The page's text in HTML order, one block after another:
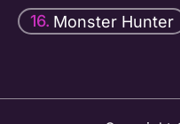
Monster Hunter